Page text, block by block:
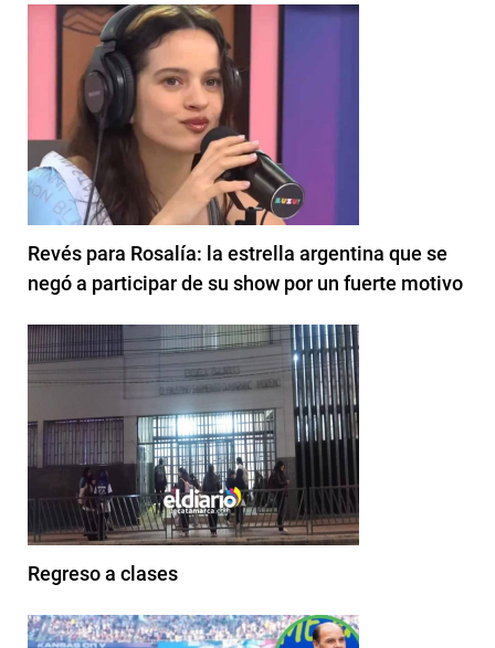
Revés para Rosalía: la estrella argentina que se
negó a participar de su show por un fuerte motivo
Regreso a clases